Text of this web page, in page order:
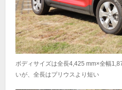
ボディサイズは全長4,425 mm×全幅
いが、全長はプリウスより短い